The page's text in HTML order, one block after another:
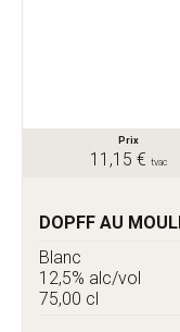
Prix
11,15 € tvac
DOPFF AU
Blanc
12,5% alc/vol
75,00 cl